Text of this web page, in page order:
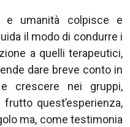
e umanità colpisce e
il modo di condurre i
a quelli terapeutici,
dare breve conto in
crescere nei gruppi,
quest’esperienza,
ma, come testimonia